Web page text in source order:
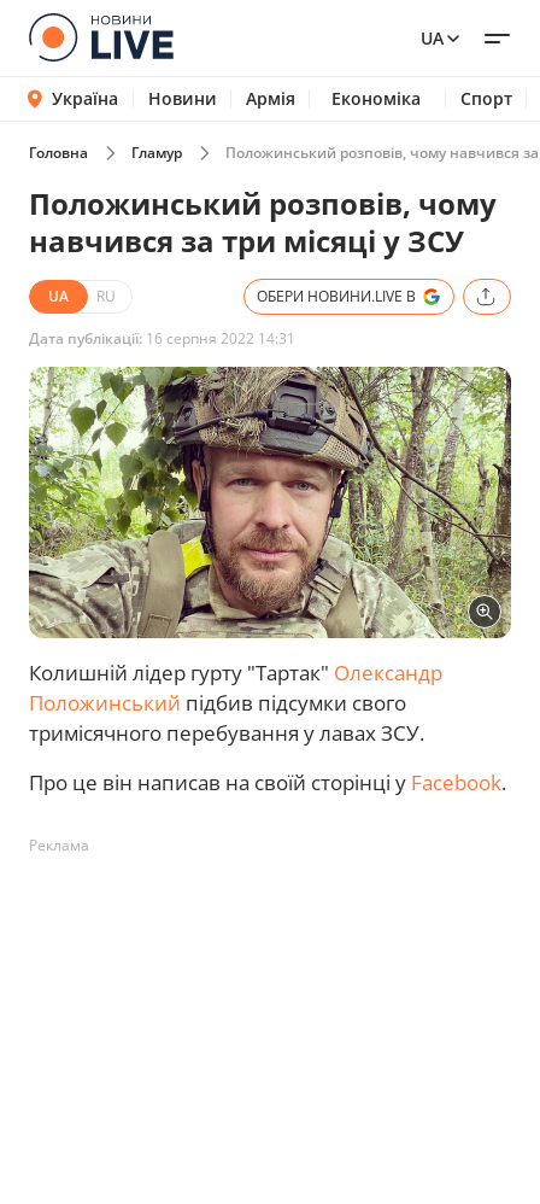
UA
Україна Новини Армія Економіка Спорт
Головна Гламур Положинський розповів, чому навчився за
Положинський розповів, чому
навчився за три місяці у ЗСУ
UA RU ОБЕРИ НОВИНИ.LIVE В
Дата публікації: 16 серпня 2022 14:31
Колишній лідер гурту "Тартак" Олександр
Положинський підбив підсумки свого
тримісячного перебування у лавах ЗСУ.
Про це він написав на своїй сторінці у Facebook.
Реклама